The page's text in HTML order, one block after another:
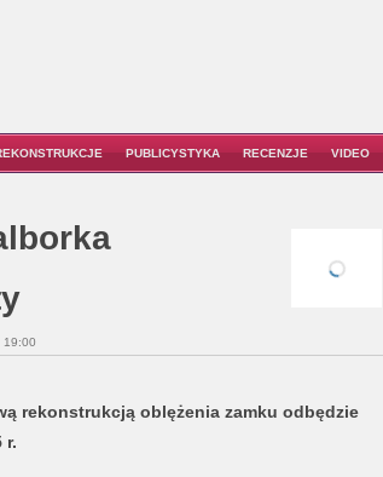
PUBLICYSTYKA RECENZJE VIDEO
19:00
rekonstrukcją oblężenia zamku odbędzie
r.